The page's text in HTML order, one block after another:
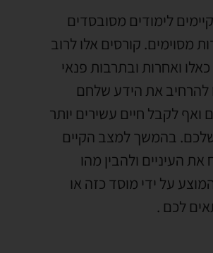
לימודים מסובסדים
מסוימים. קורסים אלו לרוב
ואחרות ובתרבות פנאי
להרחיב את הידע שלחם
ואף לקבל חיים עשירים יותר
בהמשך למצב הקיים
העיניים ולהבין מהו
על ידי מוסד כזה או
לכם .